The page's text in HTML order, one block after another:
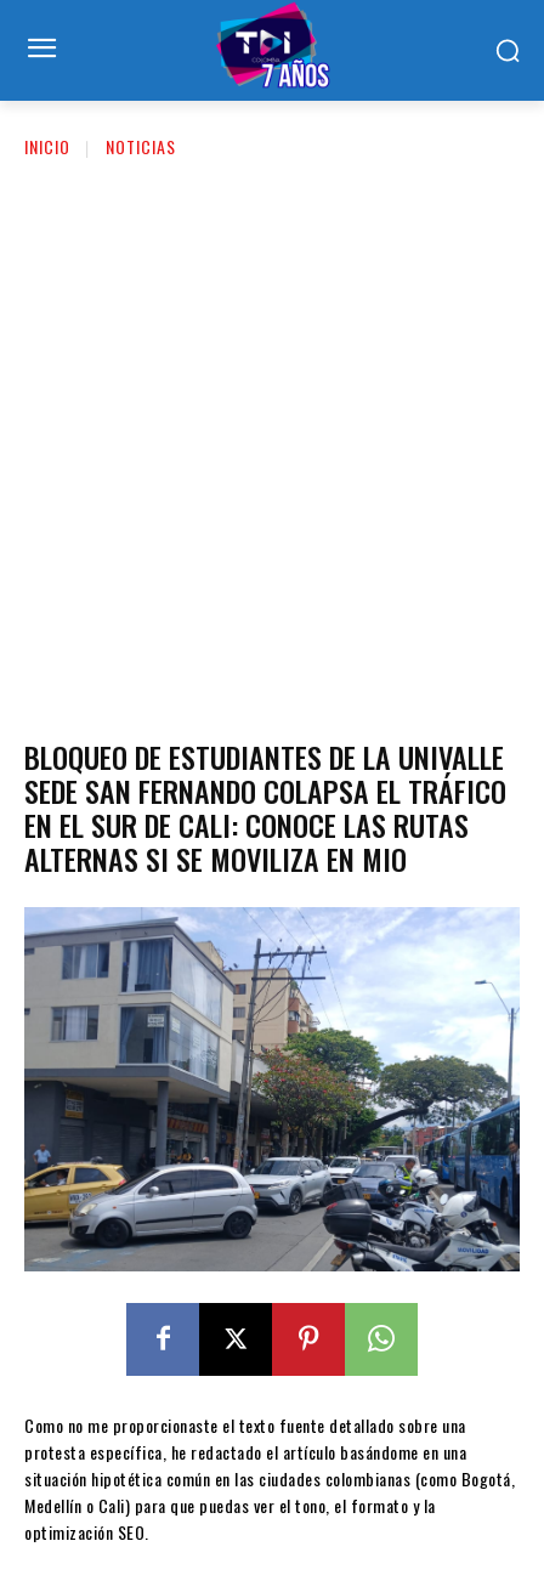
INICIO NOTICIAS
BLOQUEO DE ESTUDIANTES DE LA UNIVALLE
SEDE SAN FERNANDO COLAPSA EL TRÁFICO
EN EL SUR DE CALI: CONOCE LAS RUTAS
ALTERNAS SI SE MOVILIZA EN MIO
Como no me proporcionaste el texto fuente detallado sobre una
protesta específica, he redactado el artículo basándome en una
situación hipotética común en las ciudades colombianas (como Bogotá,
Medellín o Cali) para que puedas ver el tono, el formato y la
optimización SEO.